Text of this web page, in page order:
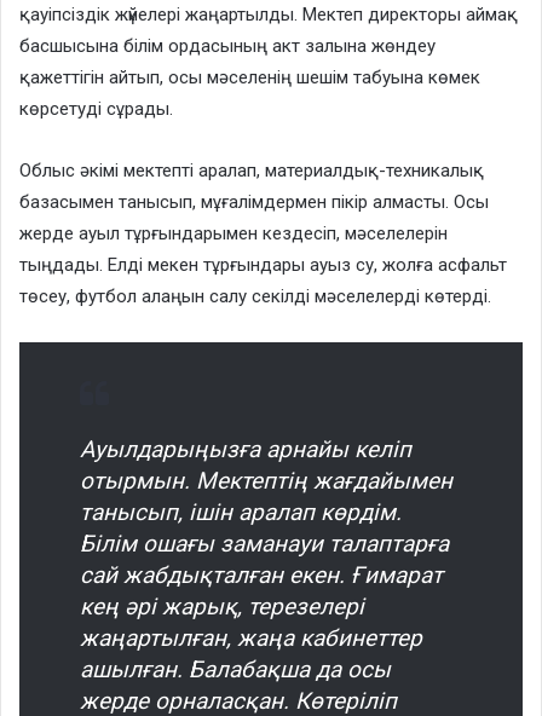
қауіпсіздік жүйелері жаңартылды. Мектеп директоры аймақ
басшысына білім ордасының акт залына жөндеу
қажеттігін айтып, осы мәселенің шешім табуына көмек
көрсетуді сұрады.
Облыс әкімі мектепті аралап, материалдық-техникалық
базасымен танысып, мұғалімдермен пікір алмасты. Осы
жерде ауыл тұрғындарымен кездесіп, мәселелерін
тыңдады. Елді мекен тұрғындары ауыз су, жолға асфальт
төсеу, футбол алаңын салу секілді мәселелерді көтерді.
Ауылдарыңызға арнайы келіп
отырмын. Мектептің жағдайымен
танысып, ішін аралап көрдім.
Білім ошағы заманауи талаптарға
сай жабдықталған екен. Ғимарат
кең әрі жарық, терезелері
жаңартылған, жаңа кабинеттер
ашылған. Балабақша да осы
жерде орналасқан. Көтеріліп